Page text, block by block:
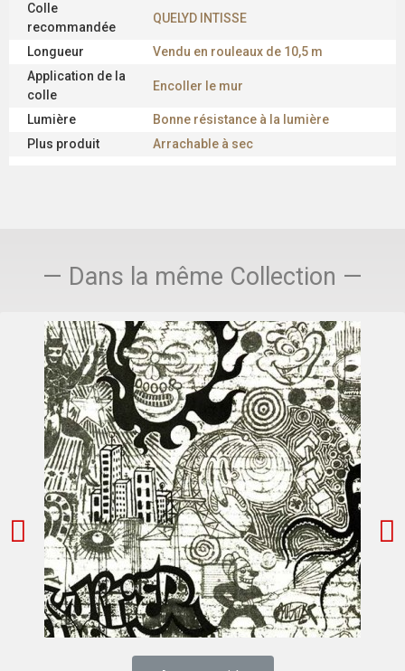
Colle
recommandée
QUELYD INTISSE
Longueur
Vendu en rouleaux de 10,5 m
Application de la
colle
Encoller le mur
Lumière
Bonne résistance à la lumière
Plus produit
Arrachable à sec
— Dans la même Collection —